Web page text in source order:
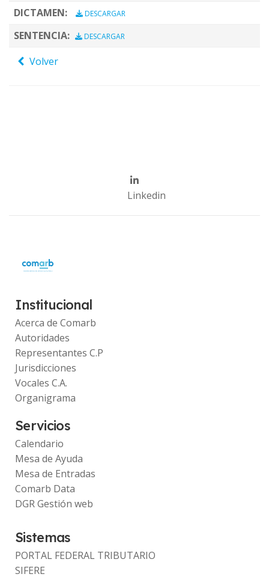
DICTAMEN:
DESCARGAR
SENTENCIA: DESCARGAR
Volver
Linkedin
Institucional
Acerca de Comarb
Autoridades
Representantes C.P
Jurisdicciones
Vocales C.A.
Organigrama
Servicios
Calendario
Mesa de Ayuda
Mesa de Entradas
Comarb Data
DGR Gestión web
Sistemas
PORTAL FEDERAL TRIBUTARIO
SIFERE